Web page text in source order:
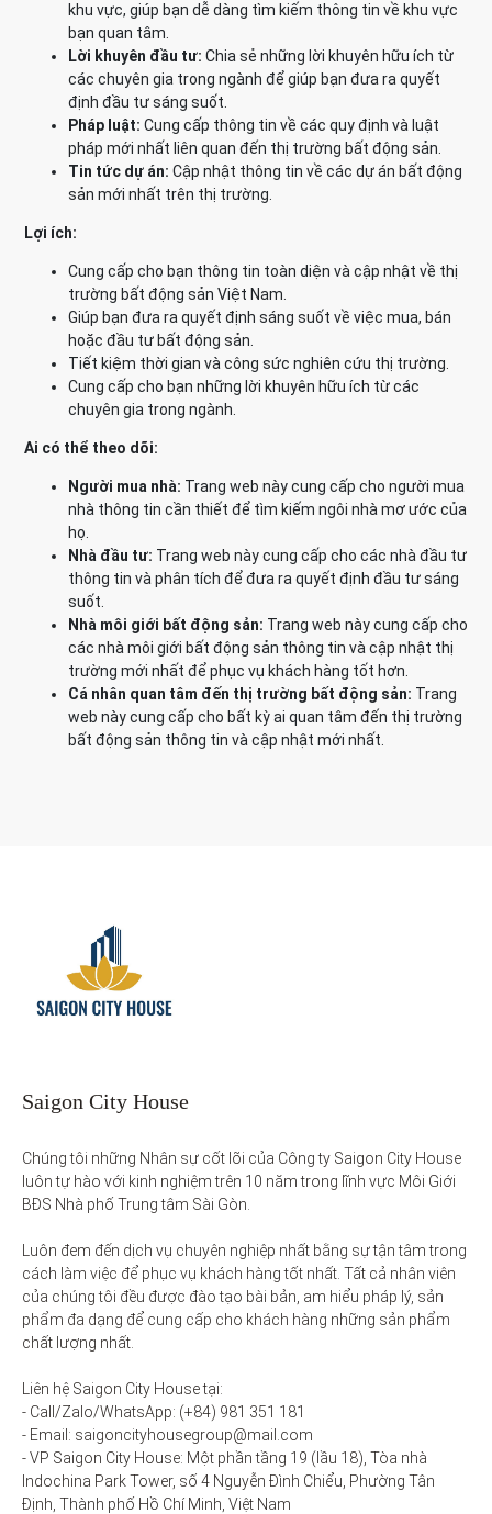
khu vực, giúp bạn dễ dàng tìm kiếm thông tin về khu vực
bạn quan tâm.
Lời khuyên đầu tư: Chia sẻ những lời khuyên hữu ích từ
các chuyên gia trong ngành để giúp bạn đưa ra quyết
định đầu tư sáng suốt.
Pháp luật: Cung cấp thông tin về các quy định và luật
pháp mới nhất liên quan đến thị trường bất động sản.
Tin tức dự án: Cập nhật thông tin về các dự án bất động
sản mới nhất trên thị trường.
Lợi ích:
Cung cấp cho bạn thông tin toàn diện và cập nhật về thị
trường bất động sản Việt Nam.
Giúp bạn đưa ra quyết định sáng suốt về việc mua, bán
hoặc đầu tư bất động sản.
Tiết kiệm thời gian và công sức nghiên cứu thị trường.
Cung cấp cho bạn những lời khuyên hữu ích từ các
chuyên gia trong ngành.
Ai có thể theo dõi:
Người mua nhà: Trang web này cung cấp cho người mua
nhà thông tin cần thiết để tìm kiếm ngôi nhà mơ ước của
họ.
Nhà đầu tư: Trang web này cung cấp cho các nhà đầu tư
thông tin và phân tích để đưa ra quyết định đầu tư sáng
suốt.
Nhà môi giới bất động sản: Trang web này cung cấp cho
các nhà môi giới bất động sản thông tin và cập nhật thị
trường mới nhất để phục vụ khách hàng tốt hơn.
Cá nhân quan tâm đến thị trường bất động sản: Trang
web này cung cấp cho bất kỳ ai quan tâm đến thị trường
bất động sản thông tin và cập nhật mới nhất.
Saigon City House
Chúng tôi những Nhân sự cốt lõi của Công ty Saigon City House
luôn tự hào với kinh nghiệm trên 10 năm trong lĩnh vực Môi Giới
BĐS Nhà phố Trung tâm Sài Gòn.
Luôn đem đến dịch vụ chuyên nghiệp nhất bằng sự tận tâm trong
cách làm việc để phục vụ khách hàng tốt nhất. Tất cả nhân viên
của chúng tôi đều được đào tạo bài bản, am hiểu pháp lý, sản
phẩm đa dạng để cung cấp cho khách hàng những sản phẩm
chất lượng nhất.
Liên hệ Saigon City House tại:
- Call/Zalo/WhatsApp: (+84) 981 351 181
- Email: saigoncityhousegroup@mail.com
- VP Saigon City House: Một phần tầng 19 (lầu 18), Tòa nhà
Indochina Park Tower, số 4 Nguyễn Đình Chiểu, Phường Tân
Định, Thành phố Hồ Chí Minh, Việt Nam